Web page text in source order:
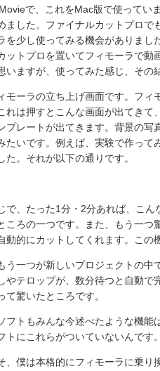
で、これをMac版で使ってい
ました。ファイナルカットプロ
を少し使ってみる機会がありま
ットプロを置いてフィモーラで
いますが、使ってみた感じ、その
モーラの立ち上げ画面です。フ
れは押すとこんな画面が出てき
プレートが出てきます。背景の写
たいです。例えば、実験で作っ
た。それが以下の通りです。
で、たった1分・2分あれば、こ
ころの一つです。また、もう一
動的にカットしてくれます。この
う一つが新しいプロジェクトの中
やテロップが、数分待つと自動で
て驚いたところです。
フトもみんな今述べたような機能
トにこれらがついていないんです。
、僕は本格的にフィモーラに乗り